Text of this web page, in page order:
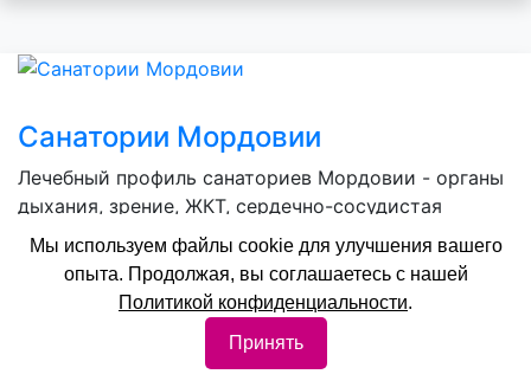
Санатории Мордовии
Лечебный профиль санаториев Мордовии - органы
дыхания, зрение, ЖКТ, сердечно-сосудистая
система, опорно-двигательный аппарат, обмен
2500 рублей
Мы используем файлы cookie для улучшения вашего
опыта. Продолжая, вы соглашаетесь с нашей
Политикой конфиденциальности.
Принять